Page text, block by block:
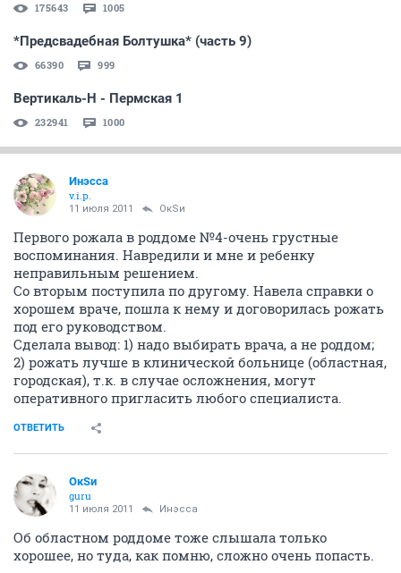
175643 1005
*Предсвадебная Болтушка* (часть 9)
66390 999
Вертикаль-Н - Пермская 1
232941 1000
Инэсса
v.i.p.
11 июля 2011 ОкSи
Первого рожала в роддоме №4-очень грустные
воспоминания. Навредили и мне и ребенку
неправильным решением.
Со вторым поступила по другому. Навела справки о
хорошем враче, пошла к нему и договорилась рожать
под его руководством.
Сделала вывод: 1) надо выбирать врача, а не роддом;
2) рожать лучше в клинической больнице (областная,
городская), т.к. в случае осложнения, могут
оперативного пригласить любого специалиста.
ОТВЕТИТЬ
ОкSи
guru
11 июля 2011 Инэсса
Об областном роддоме тоже слышала только
хорошее, но туда, как помню, сложно очень попасть.